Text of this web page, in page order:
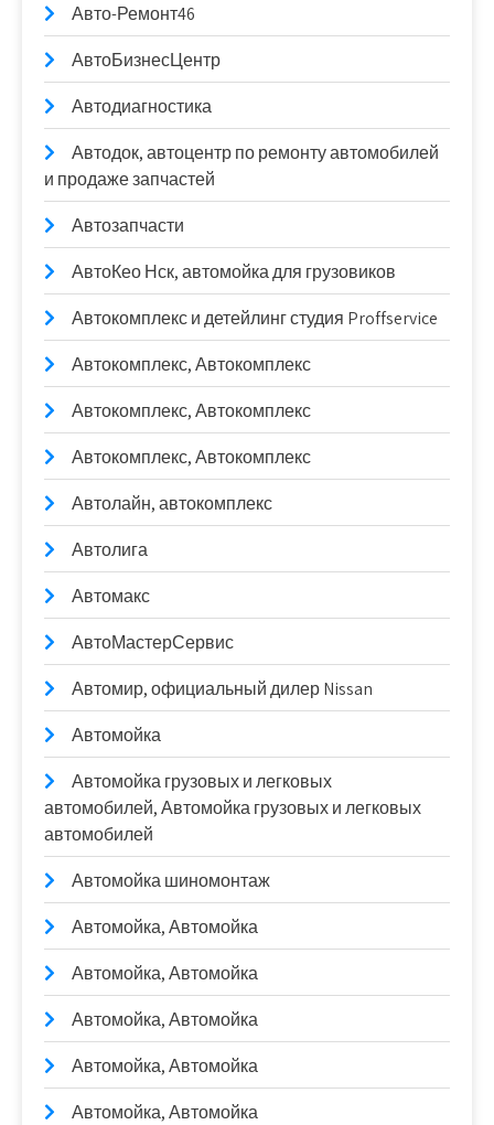
Авто-Ремонт46
АвтоБизнесЦентр
Автодиагностика
Автодок, автоцентр по ремонту автомобилей
и продаже запчастей
Автозапчасти
АвтоКео Нск, автомойка для грузовиков
Автокомплекс и детейлинг студия Proffservice
Автокомплекс, Автокомплекс
Автокомплекс, Автокомплекс
Автокомплекс, Автокомплекс
Автолайн, автокомплекс
Автолига
Автомакс
АвтоМастерСервис
Автомир, официальный дилер Nissan
Автомойка
Автомойка грузовых и легковых
автомобилей, Автомойка грузовых и легковых
автомобилей
Автомойка шиномонтаж
Автомойка, Автомойка
Автомойка, Автомойка
Автомойка, Автомойка
Автомойка, Автомойка
Автомойка, Автомойка